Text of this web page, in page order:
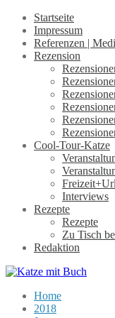
Startseite
Impressum
Referenzen |
Rezension
Cool-Tour-Katze
Interviews
Rezepte
Rezepte
Zu Tisch
Redaktion
Home
2018